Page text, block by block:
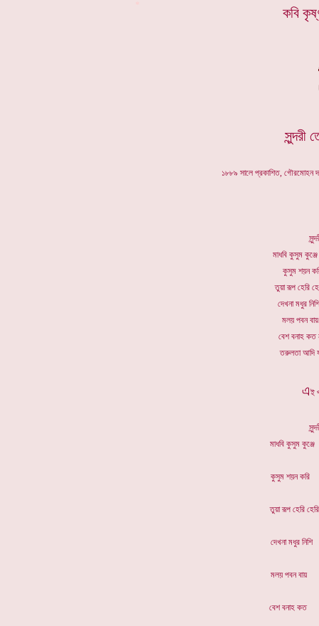
কবি
সুন্দরী
১৮৮৯ সালে প্রকাশিত, গৌরমোহন
মাধবি কুসুম
কুসুম শয়ন
তুয়া রূপ হেরি
দেখনা মধুর
মলয় পবন
বেশ বনাহ কত
তরুলতা আদি
এই
মাধবি
কুসুম
তুয়া রূপ
দেখনা
মলয় পবন
বেশ